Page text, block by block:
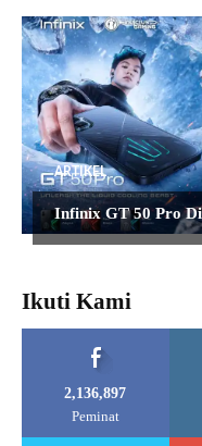
ARTIKEL
Infinix GT 50 Pro
Ikuti Kami
2,136,897
Peminat